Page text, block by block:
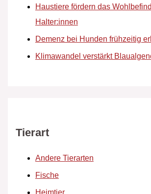
Haustiere fördern das
Halter:innen
Demenz bei Hunden frühzeitig
Klimawandel verstärkt
Tierart
Andere Tierarten
Fische